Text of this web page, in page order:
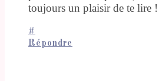
toujours un plaisir de te lire !
#
Répondre